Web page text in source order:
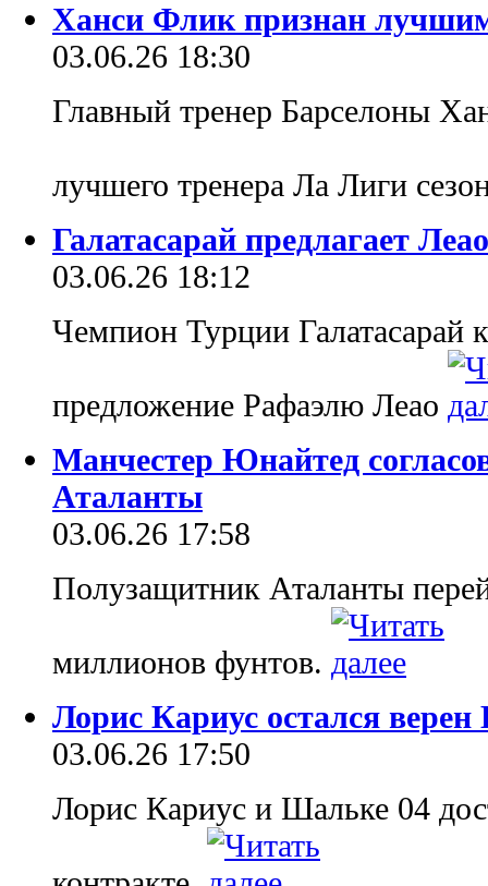
Ханси Флик признан
03.06.26 18:30
Главный тренер Барселоны
лучшего тренера Ла Лиги
Галатасарай предлагает
03.06.26 18:12
Чемпион Турции Галатасарай
предложение Рафаэлю Леао
Манчестер Юнайтед
Аталанты
03.06.26 17:58
Полузащитник Аталанты
миллионов фунтов.
Лорис Кариус остался
03.06.26 17:50
Лорис Кариус и Шальке 04